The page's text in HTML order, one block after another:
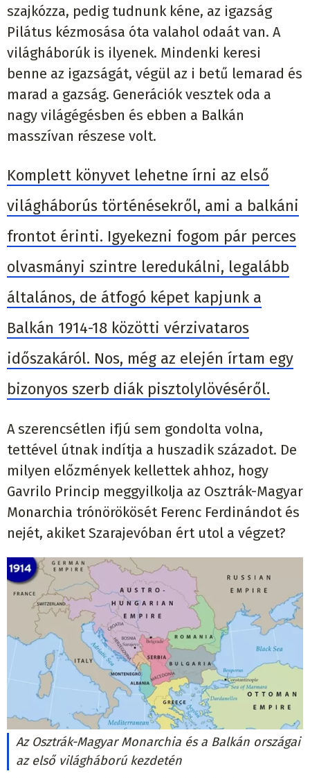
szajkózza, pedig tudnunk kéne, az igazság
Pilátus kézmosása óta valahol odaát van. A
világháborúk is ilyenek. Mindenki keresi
benne az igazságát, végül az i betű lemarad és
marad a gazság. Generációk vesztek oda a
nagy világégésben és ebben a Balkán
masszívan részese volt.
Komplett könyvet lehetne írni az első
világháborús történésekről, ami a balkáni
frontot érinti. Igyekezni fogom pár perces
olvasmányi szintre leredukálni, legalább
általános, de átfogó képet kapjunk a
Balkán 1914-18 közötti vérzivataros
időszakáról. Nos, még az elején írtam egy
bizonyos szerb diák pisztolylövéséről.
A szerencsétlen ifjú sem gondolta volna,
tettével útnak indítja a huszadik századot. De
milyen előzmények kellettek ahhoz, hogy
Gavrilo Princip meggyilkolja az Osztrák-Magyar
Monarchia trónörökösét Ferenc Ferdinándot és
nejét, akiket Szarajevóban ért utol a végzet?
Az Osztrák-Magyar Monarchia és a Balkán országai
az első világháború kezdetén